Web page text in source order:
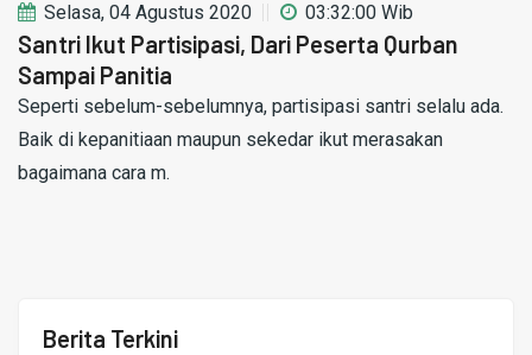
Selasa, 04 Agustus 2020 03:32:00 Wib
Santri Ikut Partisipasi, Dari Peserta Qurban
Sampai Panitia
Seperti sebelum-sebelumnya, partisipasi santri selalu ada.
Baik di kepanitiaan maupun sekedar ikut merasakan
bagaimana cara m.
Berita Terkini